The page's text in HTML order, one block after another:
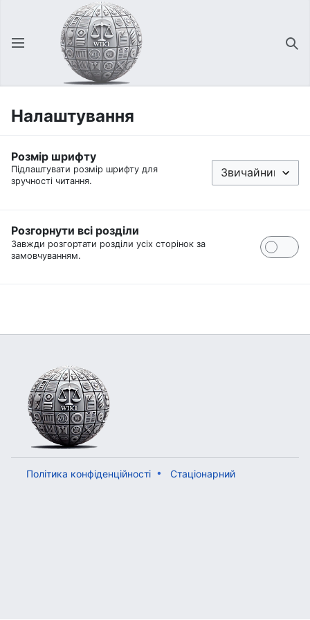
Відкрити головне меню
Налаштування
Розмір шрифту
Підлаштувати розмір шрифту для
зручності читання.
Розгорнути всі розділи
Завжди розгортати розділи усіх сторінок за
замовчуванням.
Політика конфіденційності Стаціонарний